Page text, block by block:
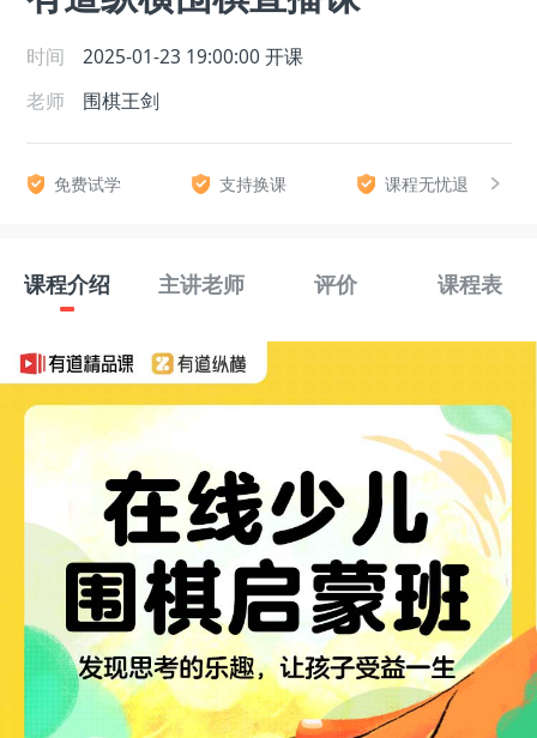
时间 2025-01-23 19:00:00 开课
老师
围棋王剑
免费试学 支持换课 课程无忧退
课程介绍 主讲老师 评价 课程表